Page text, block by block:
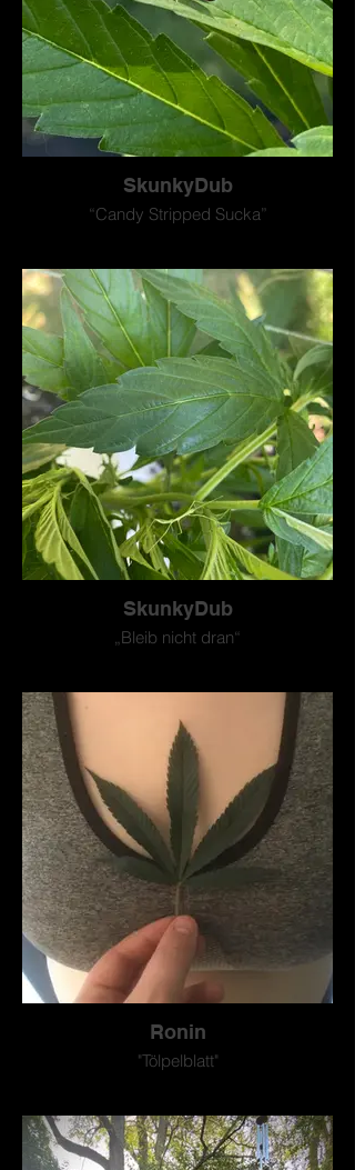
SkunkyDub
“Candy Stripped Sucka”
SkunkyDub
„Bleib nicht dran“
Ronin
"Tölpelblatt"